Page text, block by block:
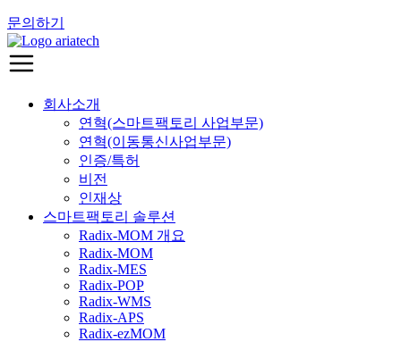
문의하기
회사소개
연혁(스마트팩토리 사업부문)
연혁(이동통신사업부문)
인증/특허
비전
인재상
스마트팩토리 솔루션
Radix-MOM 개요
Radix-MOM
Radix-MES
Radix-POP
Radix-WMS
Radix-APS
Radix-ezMOM